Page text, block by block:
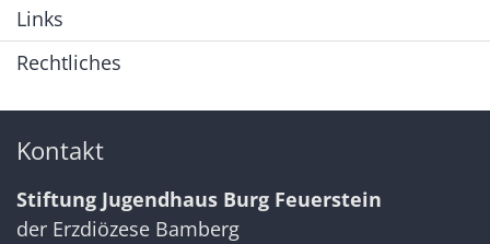
Links
Rechtliches
Kontakt
Stiftung Jugendhaus Burg Feuerstein
der Erzdiözese Bamberg